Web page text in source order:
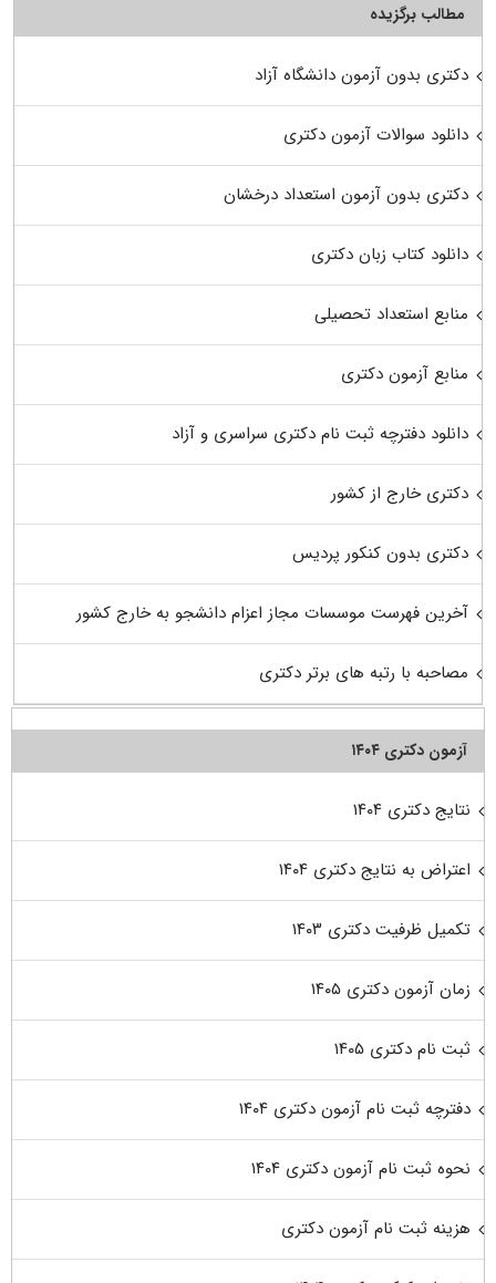
مطالب برگزیده
دکتری بدون آزمون دانشگاه آزاد
دانلود سوالات آزمون دکتری
دکتری بدون آزمون استعداد درخشان
دانلود کتاب زبان دکتری
منابع استعداد تحصیلی
منابع آزمون دکتری
دانلود دفترچه ثبت نام دکتری سراسری و آزاد
دکتری خارج از کشور
دکتری بدون کنکور پردیس
آخرین فهرست موسسات مجاز اعزام دانشجو به خارج کشور
مصاحبه با رتبه های برتر دکتری
آزمون دکتری ۱۴۰۴
نتایج دکتری ۱۴۰۴
اعتراض به نتایج دکتری ۱۴۰۴
تکمیل ظرفیت دکتری ۱۴۰۳
زمان آزمون دکتری ۱۴۰۵
ثبت نام دکتری ۱۴۰۵
دفترچه ثبت نام آزمون دکتری ۱۴۰۴
نحوه ثبت نام آزمون دکتری ۱۴۰۴
هزینه ثبت نام آزمون دکتری